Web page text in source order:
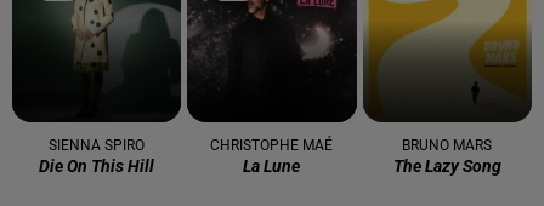
SIENNA SPIRO
Die On This Hill
CHRISTOPHE MAÉ
La Lune
BRUNO MARS
The Lazy Song